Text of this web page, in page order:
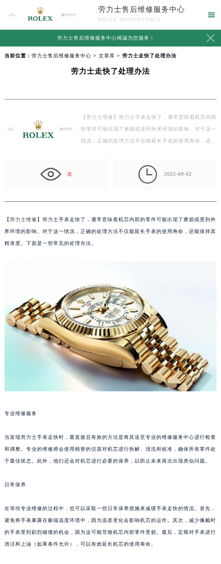
劳力士售后维修服务中心
ROLEX MAINTENANCE

劳力士售后维修服务中心竭诚为您服务！ 
当前位置： 劳力士售后维修服务中心 > 文章库 > 劳力士走快了处理办法
劳力士走快了处理办法
【劳力士维修】劳力士手表走快了，通常意味着机芯内部
的零件可能出现了磨损或受到外界环境的影响。对于这一
情况，正确的处理方法不仅能延长手表的使用寿命，还…
次  2025-09-02
【劳力士维修】劳力士手表走快了，通常意味着机芯内部的零件可能出现了磨损或受到外
界环境的影响。对于这一情况，正确的处理方法不仅能延长手表的使用寿命，还能保持其
精准度。下面是一些常见的处理办法。
专业维修服务
当发现劳力士手表走快时，最直接且有效的方法是将其送至专业的维修服务中心进行检查
和调整。专业的维修师会使用精密的仪器对机芯进行拆解、清洗和校准，确保所有零件处
于最佳状态。此外，他们还会对机芯进行必要的保养，以防止未来再次出现类似问题。
日常保养
在等待专业维修的过程中，也可以采取一些日常保养措施来减缓手表走快的情况。首先，
避免将手表暴露在极端温度环境中，因为温差变化会影响机芯的运作。其次，减少佩戴时
的手表受到剧烈碰撞的机会，因为这可能导致机芯内部零件受损。最后，定期对手表进行
清洁和上油（如果条件允许），可以有效延长机芯的使用寿命。